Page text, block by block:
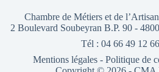
Chambre de Métiers et de
2 Boulevard Soubeyran B.P. 90 -
Tél : 04 66 49 12 66
Mentions légales- Politique de